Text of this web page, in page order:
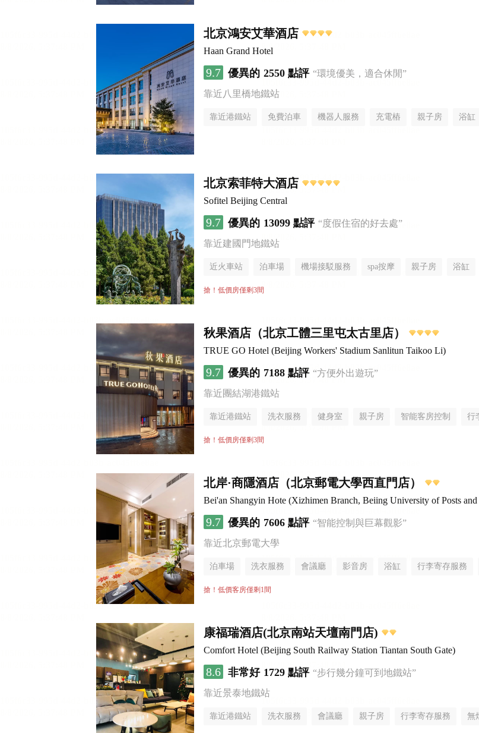
北京鴻安艾華酒店
Haan Grand Hotel
9.7 優異的 2550 點評 “環境優美，適合休閒”
靠近八里橋地鐵站
靠近港鐵站 免費泊車 機器人服務 充電樁 親子房 浴缸
北京索菲特大酒店
Sofitel Beijing Central
9.7 優異的 13099 點評 “度假住宿的好去處”
靠近建國門地鐵站
近火車站 泊車場 機場接駁服務 spa按摩 親子房 浴缸
無煙樓層
搶！低價房僅剩3間
秋果酒店（北京工體三里屯太古里店）
TRUE GO Hotel (Beijing Workers' Stadium Sanlitun Taikoo Li)
9.7 優異的 7188 點評 “方便外出遊玩”
靠近團結湖港鐵站
靠近港鐵站 洗衣服務 健身室 親子房 智能客房控制 行
無煙樓層
搶！低價房僅剩3間
北岸·商隱酒店（北京郵電大學西直門店）
Bei'an Shangyin Hote (Xizhimen Branch, Beiing University of Posts
9.7 優異的 7606 點評 “智能控制與巨幕觀影”
靠近北京郵電大學
泊車場 洗衣服務 會議廳 影音房 浴缸 行李寄存服務
搶！低價客房僅剩1間
康福瑞酒店(北京南站天壇南門店)
Comfort Hotel (Beijing South Railway Station Tiantan South Gate)
8.6 非常好 1729 點評 “步行幾分鐘可到地鐵站”
靠近景泰地鐵站
靠近港鐵站 洗衣服務 會議廳 親子房 行李寄存服務 無